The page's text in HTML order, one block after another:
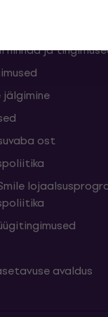
hinnad ja
ost
avaldus